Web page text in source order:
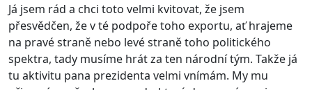
Já jsem rád a chci toto velmi kvitovat, že jsem
přesvědčen, že v té podpoře toho exportu, ať hrajeme
na pravé straně nebo levé straně toho politického
spektra, tady musíme hrát za ten národní tým. Takže já
tu aktivitu pana prezidenta velmi vnímám. My mu